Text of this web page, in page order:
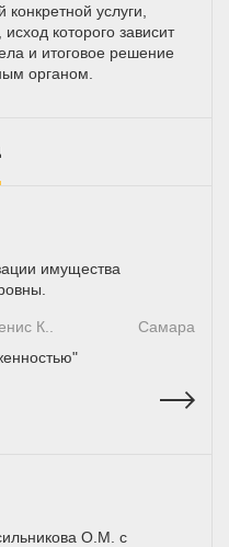
услуги,
которого зависит
и итоговое решение
органом.
имущества
К..
Самара
О.М. с